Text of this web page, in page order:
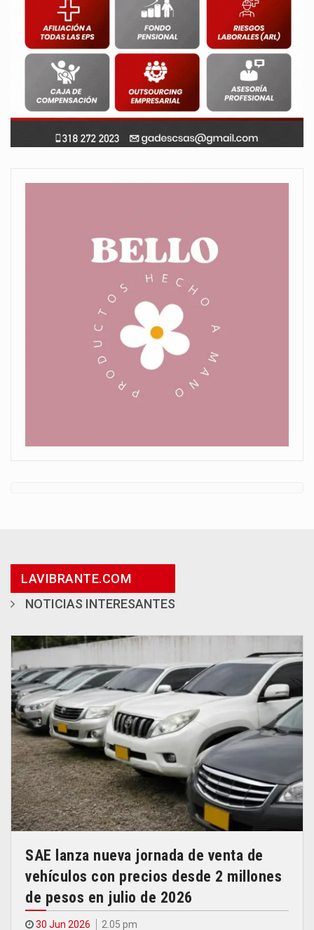
LAVIBRANTE.COM
NOTICIAS INTERESANTES
SAE lanza nueva jornada de venta de
vehículos con precios desde 2 millones
de pesos en julio de 2026
30 Jun 2026 2.05 pm